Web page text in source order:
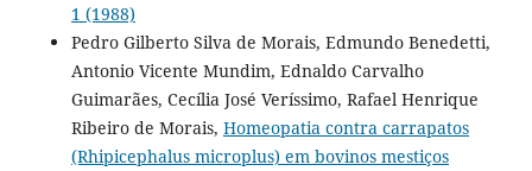
1 (1988)
Pedro Gilberto Silva de Morais, Edmundo Benedetti,
Antonio Vicente Mundim, Ednaldo Carvalho
Guimarães, Cecília José Veríssimo, Rafael Henrique
Ribeiro de Morais, Homeopatia contra carrapatos
(Rhipicephalus microplus) em bovinos mestiços